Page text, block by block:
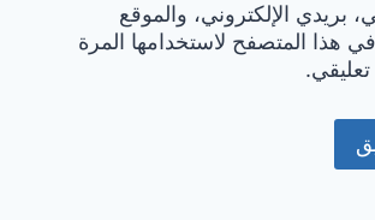
بريدي الإلكتروني، والموقع
في هذا المتصفح لاستخدامها المرة